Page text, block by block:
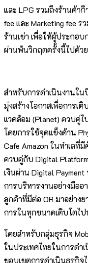
และ LPG รวมถึงร้านค้า
fee และ Marketing fee
ร้านเช่า เพื่อให้ผู้ประกอบ
ผ่านพ้นวิกฤตครั้งนี้ไปด้ว
สำหรับการดำเนินงานใ
มุ่งสร้างโอกาสเพื่อการเ
แวดล้อม (Planet) ควบคู่ไ
โดยการใช้จุดแข็งด้าน
Cafe Amazon ในทำเลที่
ควบคู่กับ Digital
เงินผ่าน Digital
การบริหารงานอย่างมืออ
ลูกค้าที่มีต่อ OR มาอย่าง
การในทุกขนาดเติบโตไ
โดยสำหรับกลุ่มธุรกิจ
ในประเทศไทยในการดำ
ขอบเขตการดำเนินธุรกิ